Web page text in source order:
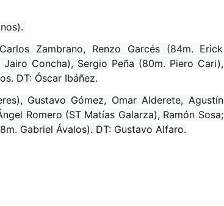
Zambrano, Renzo Garcés (84m. Erick
Concha), Sergio Peña (80m. Piero Cari),
DT: Óscar Ibáñez.
Gustavo Gómez, Omar Alderete, Agustín
Romero (ST Matías Galarza), Ramón Sosa;
Gabriel Ávalos). DT: Gustavo Alfaro.